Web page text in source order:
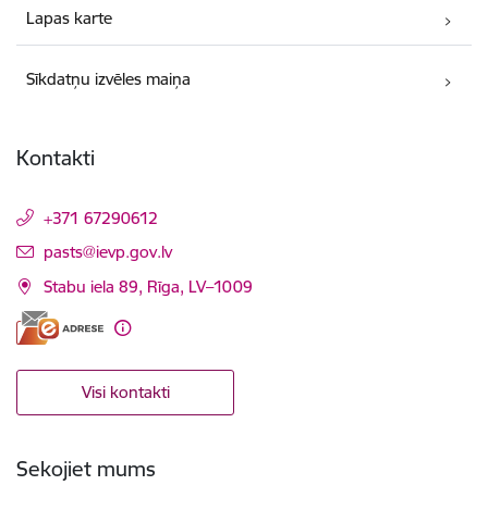
Lapas karte
Sīkdatņu izvēles maiņa
Kontakti
+371 67290612
E-pasts:
pasts@ievp.gov.lv
Stabu iela 89, Rīga, LV–1009
Visi kontakti
Sekojiet mums